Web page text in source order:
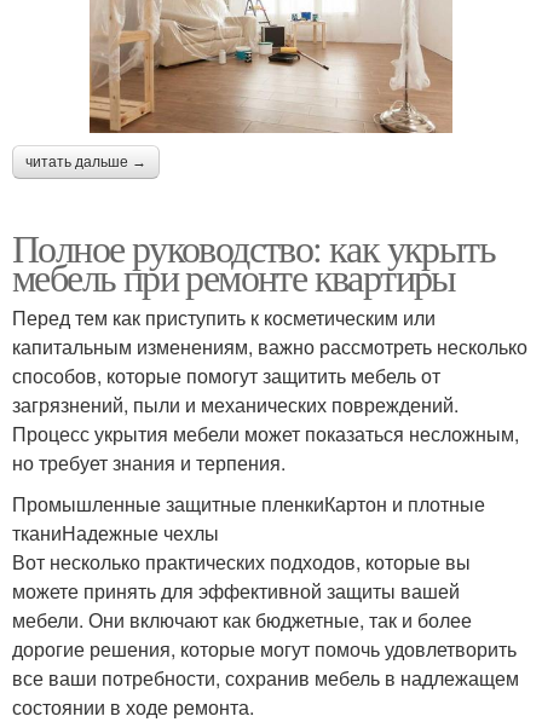
читать дальше →
Полное руководство: как укрыть
мебель при ремонте квартиры
Перед тем как приступить к косметическим или
капитальным изменениям, важно рассмотреть несколько
способов, которые помогут защитить мебель от
загрязнений, пыли и механических повреждений.
Процесс укрытия мебели может показаться несложным,
но требует знания и терпения.
Промышленные защитные пленкиКартон и плотные
тканиНадежные чехлы
Вот несколько практических подходов, которые вы
можете принять для эффективной защиты вашей
мебели. Они включают как бюджетные, так и более
дорогие решения, которые могут помочь удовлетворить
все ваши потребности, сохранив мебель в надлежащем
состоянии в ходе ремонта.